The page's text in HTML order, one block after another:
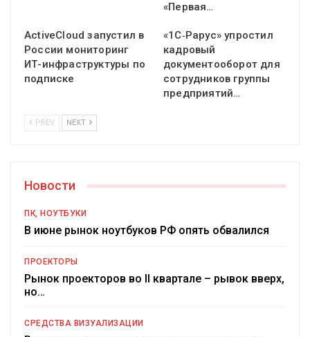
«Первая…
ActiveCloud запустил в
России мониторинг
ИТ-инфраструктуры по
подписке
«1С‑Рарус» упростил
кадровый
документооборот для
сотрудников группы
предприятий…
PREV NEXT
Новости
ПК, НОУТБУКИ
В июне рынок ноутбуков РФ опять обвалился
ПРОЕКТОРЫ
Рынок проекторов во II квартале – рывок вверх,
но…
СРЕДСТВА ВИЗУАЛИЗАЦИИ